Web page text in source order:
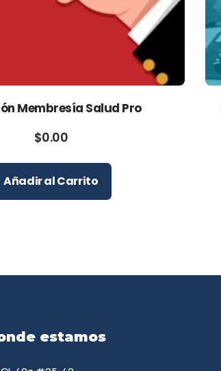
Membresía Salud Pro
$0.00
Añadir al Carrito
estamos